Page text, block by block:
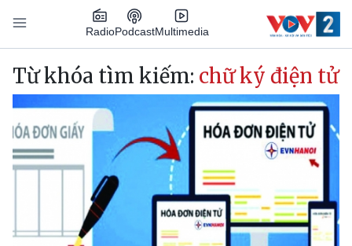
Nhảy đến nội dung
RadioPodcastMultimedia
Main navigation
Từ khóa tìm kiếm: chữ ký điện tử